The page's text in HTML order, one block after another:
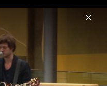
Menu
Videos Fotos